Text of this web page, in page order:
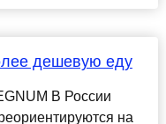
дешевую еду
В России
на